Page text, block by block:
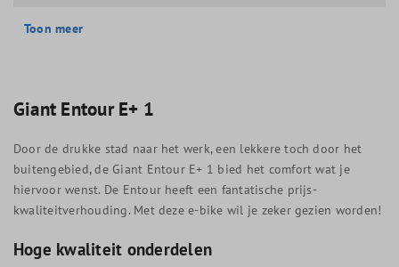
Toon meer
Giant Entour E+ 1
Door de drukke stad naar het werk, een lekkere toch door het
buitengebied, de Giant Entour E+ 1 bied het comfort wat je
hiervoor wenst. De Entour heeft een fantatische prijs-
kwaliteitverhouding. Met deze e-bike wil je zeker gezien worden!
Hoge kwaliteit onderdelen